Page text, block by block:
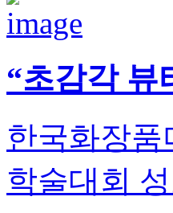
“초감각 뷰
한국화장품
학술대회